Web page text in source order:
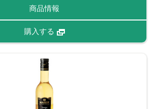
商品情報
購入する